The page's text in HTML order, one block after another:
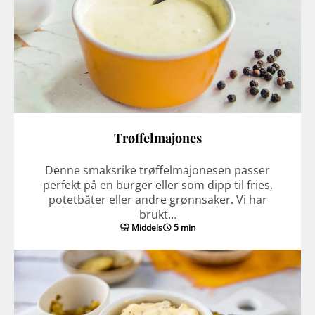
Trøffelmajones
Denne smaksrike trøffelmajonesen passer
perfekt på en burger eller som dipp til fries,
potetbåter eller andre grønnsaker. Vi har
brukt…
Middels 5 min